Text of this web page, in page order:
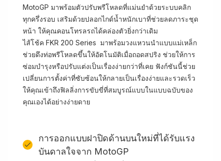
MotoGP มาพร้อมตัวปรับพรีโหลดที่แม่นยำด้วยระบบคลิก
ทุกครึ่งรอบ เสริมด้วยปลอกไกด์น้ำหนักเบาที่ช่วยลดภาระชุด
หน้า ให้คุณคอนโทรลรถได้คล่องตัวยิ่งกว่าเดิม
ไส้โช้ค FKR 200 Series มาพร้อมวงแหวนนำแบบแม่เหล็ก
ช่วยดึงท่อพรีโหลดขึ้นให้อัตโนมัติเมื่อถอดสปริง ช่วยให้การ
ซ่อมบำรุงหรือปรับแต่งเป็นเรื่องง่ายกว่าที่เคย ฟังก์ชันนี้ช่วย
เปลี่ยนการตั้งค่าที่ซับซ้อนให้กลายเป็นเรื่องง่ายและรวดเร็ว
ให้คุณเข้าถึงฟิลลิ่งการขับขี่ที่สมบูรณ์แบบในแบบฉบับของ
คุณเองได้อย่างง่ายดาย
การออกแบบฝาปิดด้านบนใหม่ที่ได้รับแรง
บันดาลใจจาก MotoGP